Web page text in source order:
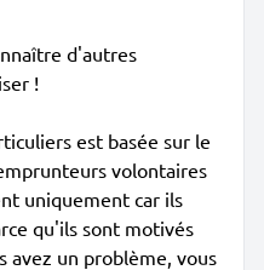
d'autres
!
est basée sur le
volontaires
uniquement car ils
qu'ils sont motivés
avez un problème, vous